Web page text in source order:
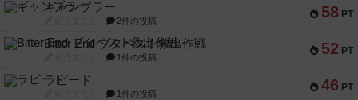
58 PT
ギャンブラー
2件の投稿
52 PT
Bitter End ブタペスト救出作戦
1件の投稿
46 PT
ラピード
1件の投稿